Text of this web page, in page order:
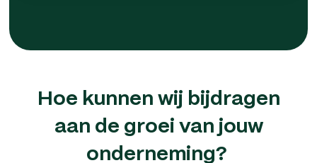
Hoe kunnen wij bijdragen
aan de groei van jouw
onderneming?